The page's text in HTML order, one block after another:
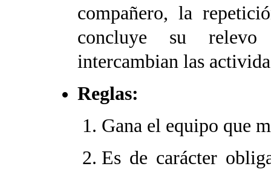
compañero, la
concluye su relevo
intercambian las
Reglas:
Gana el equipo que
Es de carácter